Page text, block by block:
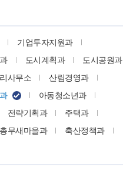
기업투자지원과
도시계획과
도시공원과
사무소
산림경영과
아동청소년과
전략기획과
주택과
총무새마을과
축산정책과